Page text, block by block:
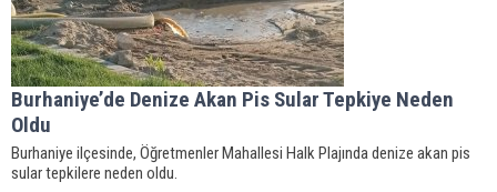
Burhaniye’de Denize Akan Pis Sular Tepkiye Neden
Oldu
Burhaniye ilçesinde, Öğretmenler Mahallesi Halk Plajında denize akan pis
sular tepkilere neden oldu.